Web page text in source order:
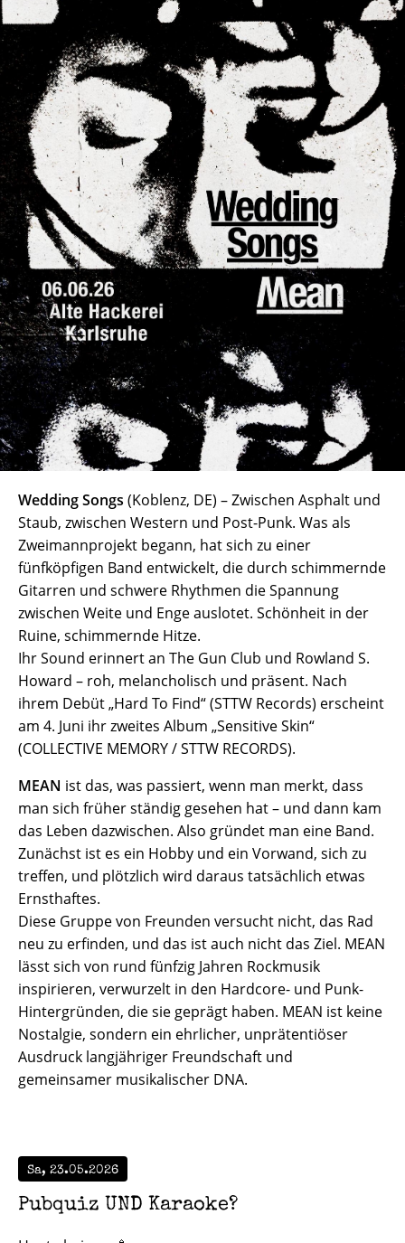
Wedding Songs (Koblenz, DE) – Zwischen Asphalt und
Staub, zwischen Western und Post-Punk. Was als
Zweimannprojekt begann, hat sich zu einer
fünfköpfigen Band entwickelt, die durch schimmernde
Gitarren und schwere Rhythmen die Spannung
zwischen Weite und Enge auslotet. Schönheit in der
Ruine, schimmernde Hitze.
Ihr Sound erinnert an The Gun Club und Rowland S.
Howard – roh, melancholisch und präsent. Nach
ihrem Debüt „Hard To Find“ (STTW Records) erscheint
am 4. Juni ihr zweites Album „Sensitive Skin“
(COLLECTIVE MEMORY / STTW RECORDS).
MEAN ist das, was passiert, wenn man merkt, dass
man sich früher ständig gesehen hat – und dann kam
das Leben dazwischen. Also gründet man eine Band.
Zunächst ist es ein Hobby und ein Vorwand, sich zu
treffen, und plötzlich wird daraus tatsächlich etwas
Ernsthaftes.
Diese Gruppe von Freunden versucht nicht, das Rad
neu zu erfinden, und das ist auch nicht das Ziel. MEAN
lässt sich von rund fünfzig Jahren Rockmusik
inspirieren, verwurzelt in den Hardcore- und Punk-
Hintergründen, die sie geprägt haben. MEAN ist keine
Nostalgie, sondern ein ehrlicher, unprätentiöser
Ausdruck langjähriger Freundschaft und
gemeinsamer musikalischer DNA.
Sa, 23.05.2026
Pubquiz UND Karaoke?